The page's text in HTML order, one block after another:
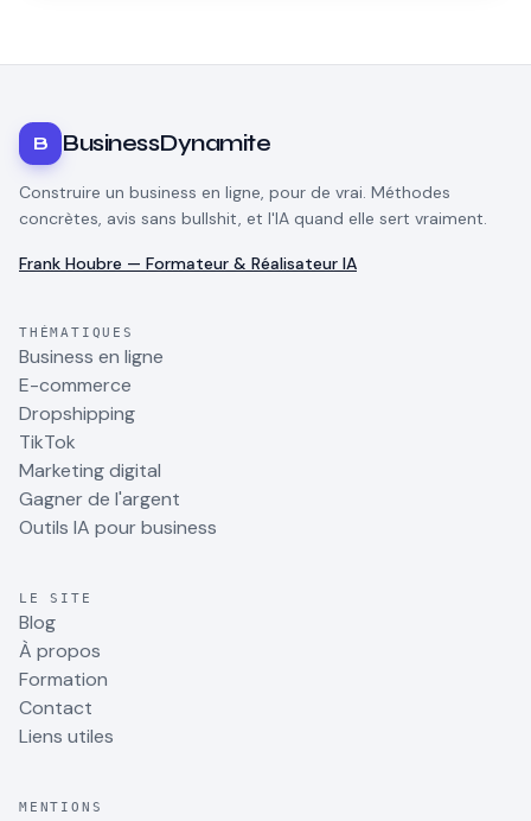
B BusinessDynamite
Construire un business en ligne, pour de vrai. Méthodes
concrètes, avis sans bullshit, et l'IA quand elle sert vraiment.
Frank Houbre — Formateur & Réalisateur IA
THÉMATIQUES
Business en ligne
E-commerce
Dropshipping
TikTok
Marketing digital
Gagner de l'argent
Outils IA pour business
LE SITE
Blog
À propos
Formation
Contact
Liens utiles
MENTIONS